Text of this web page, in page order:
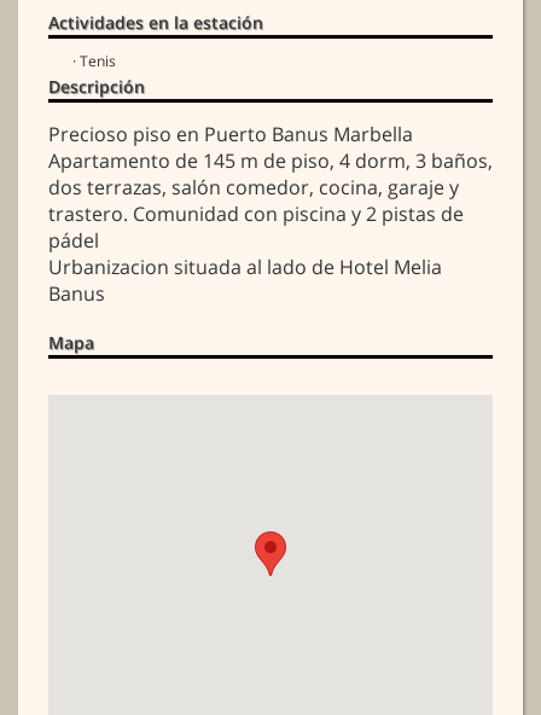
Actividades en la estación
· Tenis
Descripción
Precioso piso en Puerto Banus Marbella
Apartamento de 145 m de piso, 4 dorm, 3 baños,
dos terrazas, salón comedor, cocina, garaje y
trastero. Comunidad con piscina y 2 pistas de
pádel
Urbanizacion situada al lado de Hotel Melia
Banus
Mapa